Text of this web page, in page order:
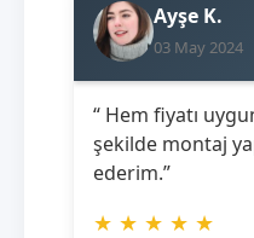
Ayşe K.
03 May 2024
“ Hem fiyatı
şekilde montaj
ederim.”
★ ★ ★ ★ ★